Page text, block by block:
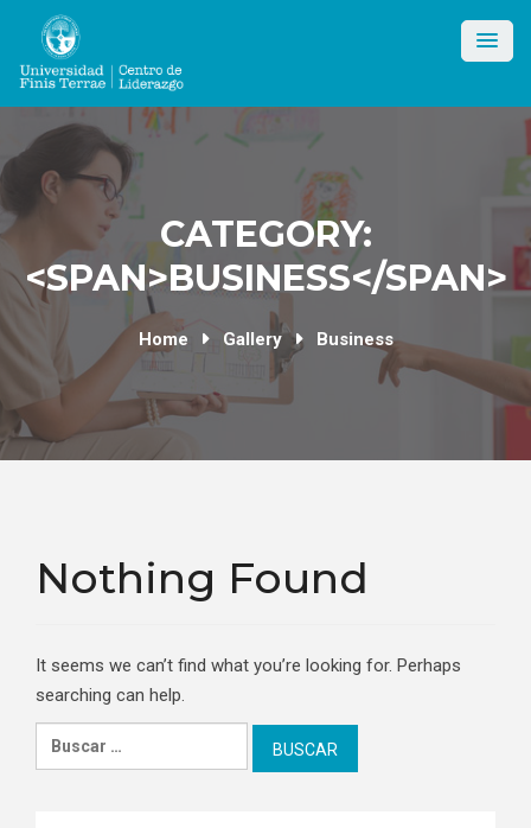
content
CATEGORY:
<SPAN>BUSINESS</SPAN>
Home Gallery Business
Nothing Found
It seems we can’t find what you’re looking for. Perhaps
searching can help.
Buscar: